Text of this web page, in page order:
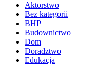
Aktorstwo
Bez kategorii
BHP
Budownictwo
Dom
Doradztwo
Edukacja